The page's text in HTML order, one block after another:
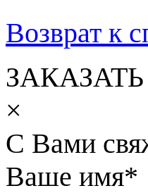
Возврат к
×
С Вами
Ваше имя*